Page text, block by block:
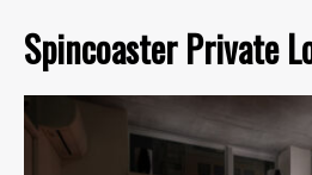
Spincoaster Private